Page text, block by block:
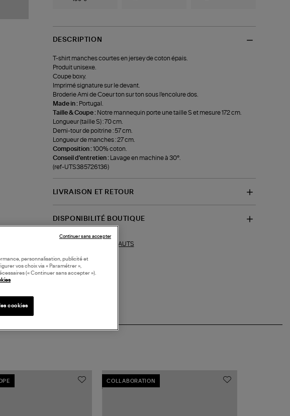
DESCRIPTION
T-shirt manches courtes en jersey de coton épais.
Produit unisexe.
Coupe boxy.
Imprimé signature sur le devant.
Broderie Ami de Coeur ton sur ton sous l'encolure dos.
Made in : Portugal.
Taille & Coupe : Notre mannequin porte une taille S et mesure 172 cm.
Longueur (taille S) : 70 cm.
Demi-tour de poitrine : 57 cm.
Longueur de manches : 27 cm.
Composition :100% coton.
Conseil d'entretien :
Lavage en machine à 30°.
(ref-UTS385726136)
LIVRAISON ET RETOUR
DISPONIBILITÉ BOUTIQUE
HAUTS
COLLABORATION
personnalisation, publicité et
vos choix via « Paramétrer »,
(« Continuer sans accepter »).
cookies
Continuer sans accepter